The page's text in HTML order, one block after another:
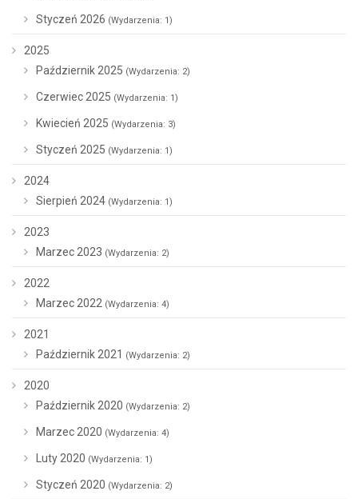
Styczeń 2026 (Wydarzenia: 1)
2025
Październik 2025 (Wydarzenia: 2)
Czerwiec 2025 (Wydarzenia: 1)
Kwiecień 2025 (Wydarzenia: 3)
Styczeń 2025 (Wydarzenia: 1)
2024
Sierpień 2024 (Wydarzenia: 1)
2023
Marzec 2023 (Wydarzenia: 2)
2022
Marzec 2022 (Wydarzenia: 4)
2021
Październik 2021 (Wydarzenia: 2)
2020
Październik 2020 (Wydarzenia: 2)
Marzec 2020 (Wydarzenia: 4)
Luty 2020 (Wydarzenia: 1)
Styczeń 2020 (Wydarzenia: 2)